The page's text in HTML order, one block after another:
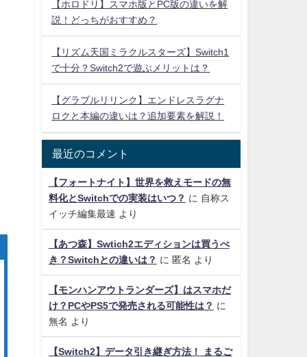
【ホロドリ】スマホ版とPC版の違いを解
説！どっちがおすすめ？
【リズム天国ミラクルスターズ】Switch1
で十分？Switch2で遊ぶメリットは？
【グラブルリリンク】エンドレスラグナ
ロクと本編の違いは？追加要素を解説！
最近のコメント
【フォートナイト】世界を救えモードの無
料化とSwitchでの実装はいつ？ に 自称ス
イッチ編集最速 より
【あつ森】Swtich2エディションは買うべ
き？Switchとの違いは？ に 匿名 より
【モンハンアウトランダーズ】はスマホだ
け？PCやPS5で発売される可能性は？ に
無名
より
【Switch2】データ引き継ぎ方法！ まるご